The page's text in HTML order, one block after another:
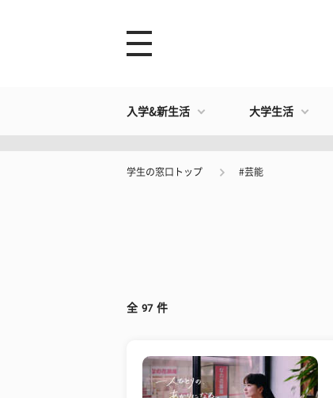
入学&新生活 大学生活
学生の窓口トップ #芸能
全 97 件